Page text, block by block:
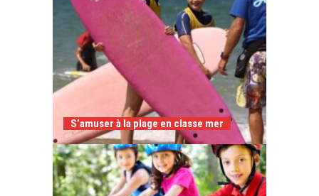
S’amuser à la plage en classe mer